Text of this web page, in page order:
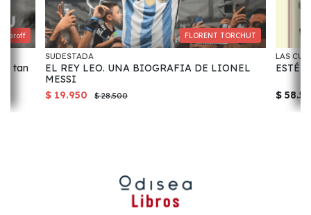
tan
FLORENT TORCHUT
SUDESTADA
EL REY LEO. UNA BIOGRAFIA DE LIONEL
MESSI
$ 19.950
$ 28.500
LAS
$